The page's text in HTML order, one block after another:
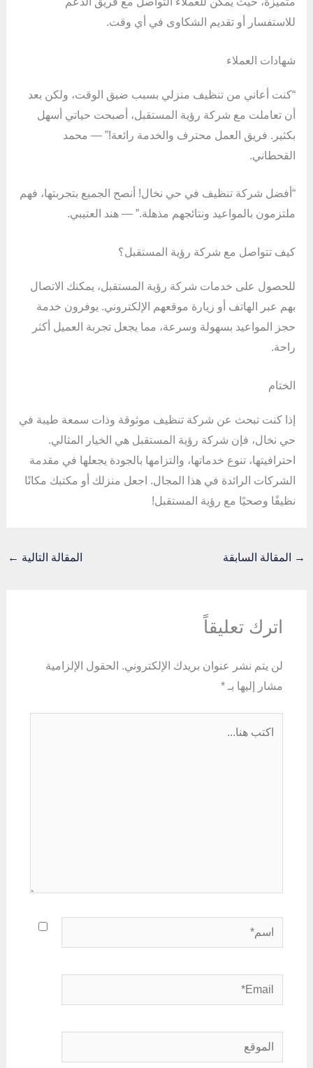
للاستفسار أو تقديم الشكاوى في أي وقت.
شهادات العملاء
“كنت أعاني من تنظيف منزلي بسبب ضيق الوقت، ولكن بعد
أن تعاملت مع شركة رؤية المستقبل، أصبحت حياتي أسهل
بكثير. فريق العمل محترف والخدمة رائعة!” — محمد
القحطاني.
“أفضل شركة تنظيف في حي نخال! أنصح الجميع بتجربتها، فهم
ملتزمون بالمواعيد ونتائجهم مذهلة.” — هند العتيبي.
كيف تتواصل مع شركة رؤية المستقبل؟
للحصول على خدمات شركة رؤية المستقبل، يمكنك الاتصال
بهم عبر الهاتف أو زيارة موقعهم الإلكتروني. يوفرون خدمة
حجز المواعيد بسهولة وسرعة، مما يجعل تجربة العميل أكثر
راحة.
الختام
إذا كنت تبحث عن شركة تنظيف موثوقة وذات سمعة طيبة في
حي نخال، فإن شركة رؤية المستقبل هي الخيار المثالي.
احترافيتها، تنوع خدماتها، والتزامها بالجودة يجعلها في مقدمة
الشركات الرائدة في هذا المجال. اجعل منزلك أو مكتبك مكانًا
نظيفًا وصحيًا مع رؤية المستقبل!
→ المقالة السابقة المقالة التالية ←
اترك تعليقاً
لن يتم نشر عنوان بريدك الإلكتروني. الحقول الإلزامية
مشار إليها بـ *
اسم*
Email*
الموقع